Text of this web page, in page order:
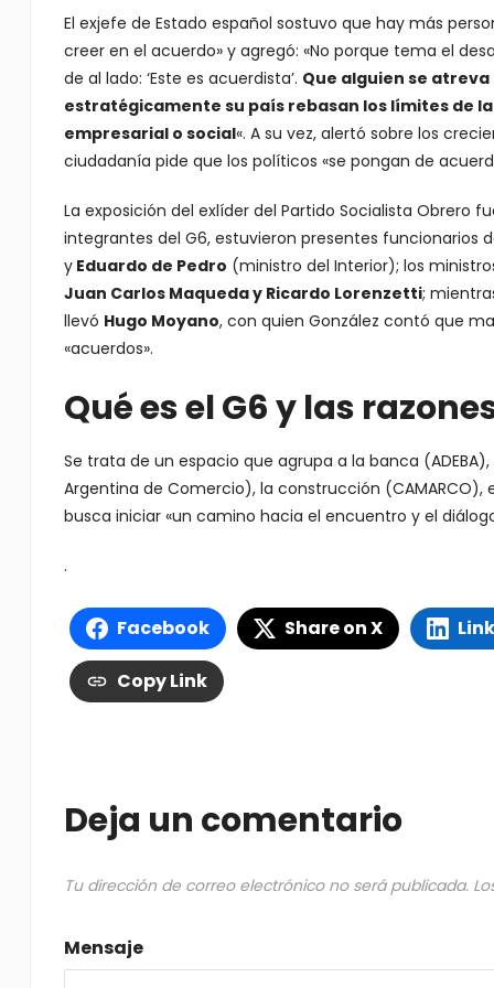
El exjefe de Estado español sostuvo que hay más
creer en el acuerdo» y agregó: «No porque tema el
de al lado: ‘Este es acuerdista’. Que alguien se
estratégicamente su país rebasan los límites de
empresarial o social«. A su vez, alertó sobre los
ciudadanía pide que los políticos «se pongan de
La exposición del exlíder del Partido Socialista Obrero
integrantes del G6, estuvieron presentes funcionarios
yEduardo de Pedro (ministro del Interior); los
Juan Carlos Maqueda y Ricardo Lorenzetti;
llevó Hugo Moyano, con quien González contó que
«acuerdos».
Qué es el G6 y las
Se trata de un espacio que agrupa a la banca
Argentina de Comercio), la construcción (CAMARCO),
busca iniciar «un camino hacia el encuentro y el
.
Facebook Share on X
Copy Link
Deja un comentario
Tu dirección de correo electrónico no será publicada.
Mensaje